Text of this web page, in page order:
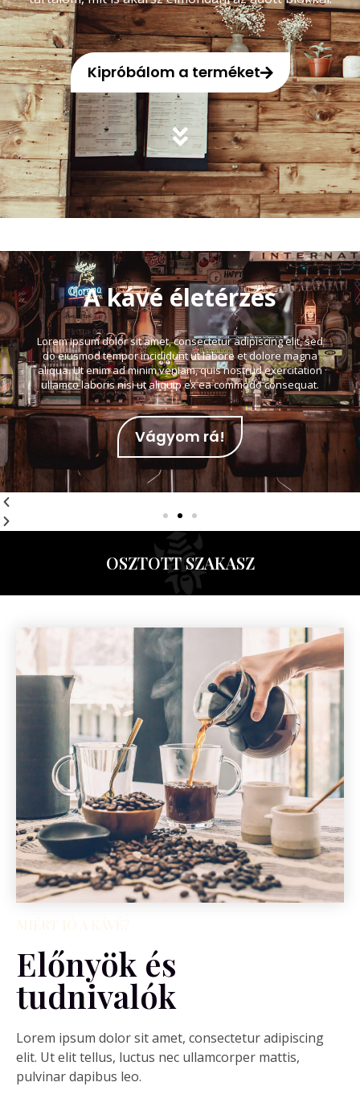
Kipróbálom a terméket
A kávé életérzés
Lorem ipsum dolor sit amet, consectetur adipiscing elit, sed
do eiusmod tempor incididunt ut labore et dolore magna
aliqua. Ut enim ad minim veniam, quis nostrud exercitation
ullamco laboris nisi ut aliquip ex ea commodo consequat.
Vágyom rá!
OSZTOTT SZAKASZ
Előnyök és
tudnivalók
Lorem ipsum dolor sit amet, consectetur adipiscing
elit. Ut elit tellus, luctus nec ullamcorper mattis,
pulvinar dapibus leo.